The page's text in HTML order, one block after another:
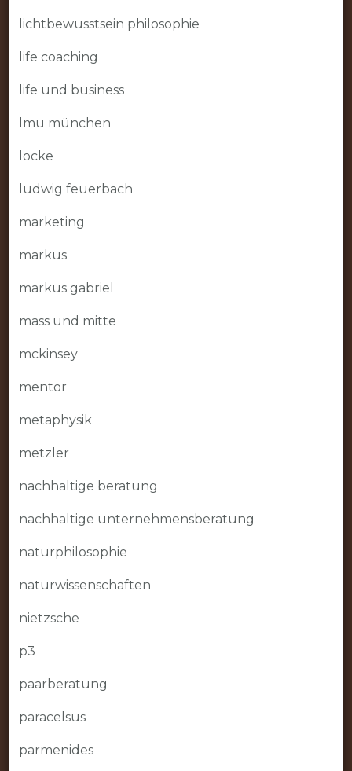
lichtbewusstsein philosophie
life coaching
life und business
lmu münchen
locke
ludwig feuerbach
marketing
markus
markus gabriel
mass und mitte
mckinsey
mentor
metaphysik
metzler
nachhaltige beratung
nachhaltige unternehmensberatung
naturphilosophie
naturwissenschaften
nietzsche
p3
paarberatung
paracelsus
parmenides